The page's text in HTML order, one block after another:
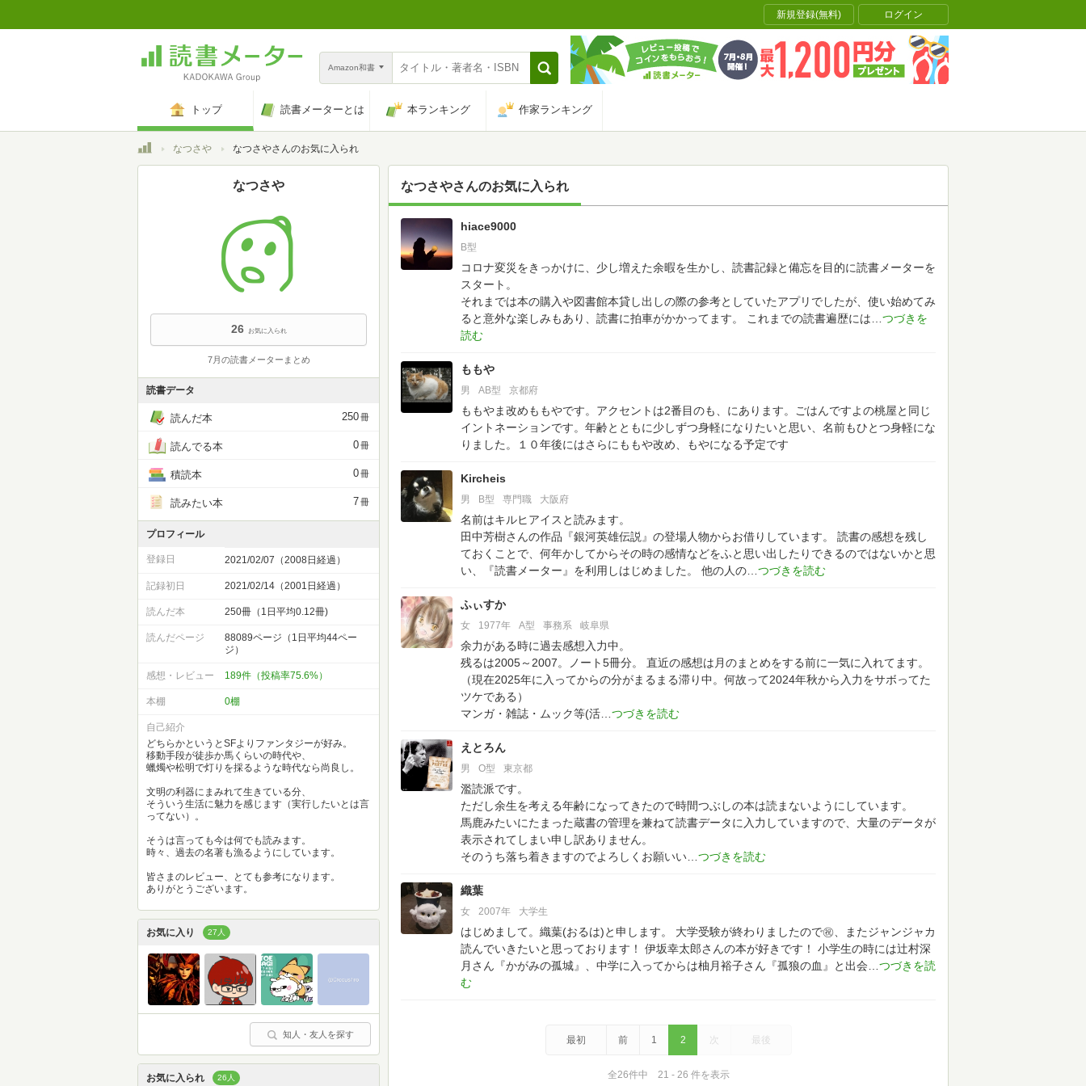
新規登録(無料) ログイン
Amazon和書
トップ 読書メーターとは 本ランキング 作家ランキング
トップなつさや なつさやさんのお気に入られ
なつさやさんのお気に入られ
26 hiace9000
B型
コロナ変災をきっかけに、少し増えた余暇を生かし、読書記録と備忘を目的に読書メーターを
スタート。
それまでは本の購入や図書館本貸し出しの際の参考としていたアプリでしたが、使い始めてみ
ると意外な楽しみもあり、読書に拍車がかかってます。
これまでの読書遍歴には
ももや
男 AB型 京都府
ももやま改めももやです。アクセントは2番目のも、にあります。ごはんですよの桃屋と同じ
イントネーションです。年齢とともに少しずつ身軽になりたいと思い、名前もひとつ身軽にな
りました。１０年後にはさらにももや改め、もやになる予定です
Kircheis
男 B型 専門職 大阪府
名前はキルヒアイスと読みます。
田中芳樹さんの作品『銀河英雄伝説』の登場人物からお借りしています。
読書の感想を残し
ておくことで、何年かしてからその時の感情などをふと思い出したりできるのではないかと思
い、『読書メーター』を利用しはじめました。
他の人の
ふぃすか
女 1977年 A型 事務系 岐阜県
余力がある時に過去感想入力中。
残るは2005～2007。ノート5冊分。
直近の感想は月のまとめをする前に一気に入れてます。
（現在2025年に入ってからの分がまるまる滞り中。何故って2024年秋から入力をサボってた
ツケである）
マンガ・雑誌・ムック等(活
えとろん
男 O型 東京都
濫読派です。
ただし余生を考える年齢になってきたので時間つぶしの本は読まないようにしています。
馬鹿みたいにたまった蔵書の管理を兼ねて読書データに入力していますので、大量のデータが
表示されてしまい申し訳ありません。
そのうち落ち着きますのでよろしくお願いい
織葉
女 2007年 大学生
はじめまして。織葉(おるは)と申します。
大学受験が終わりましたので㊗️、またジャンジャカ
読んでいきたいと思っております！
伊坂幸太郎さんの本が好きです！
小学生の時には辻村深
月さん『かがみの孤城』、中学に入ってからは柚月裕子さん『孤狼の血』と出会
最初 前 1 2 次 最後
全26件中 21 - 26 件を表示
なつさや
26 お気に入られ
7月の読書メーターまとめ
読書データ
読んだ本 250冊
読んでる本 0冊
積読本 0冊
読みたい本 7冊
プロフィール
登録日 2021/02/07（2008日経過）
記録初日 2021/02/14（2001日経過）
読んだ本 250冊（1日平均0.12冊)
読んだページ
88089ページ（1日平均44ペー
ジ）
感想・レビュー 189件（投稿率75.6%）
本棚 0棚
自己紹介
どちらかというとSFよりファンタジーが好み。
移動手段が徒歩か馬くらいの時代や、
蠟燭や松明で灯りを採るような時代なら尚良し。
文明の利器にまみれて生きている分、
そういう生活に魅力を感じます（実行したいとは言
ってない）。
そうは言っても今は何でも読みます。
時々、過去の名著も漁るようにしています。
皆さまのレビュー、とても参考になります。
ありがとうございます。
お気に入り 27人
知人・友人を探す
お気に入られ 26人